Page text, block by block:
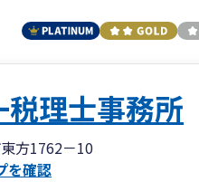
理士事務所
方1762－10
を確認